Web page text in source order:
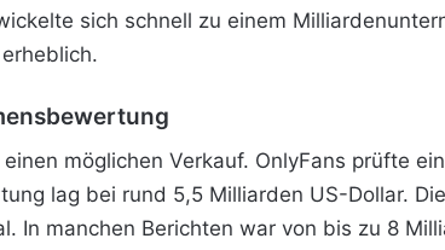
sich schnell zu einem
möglichen Verkauf. OnlyFans prüfte
lag bei rund 5,5 Milliarden US-Dollar.
In manchen Berichten war von bis zu 8